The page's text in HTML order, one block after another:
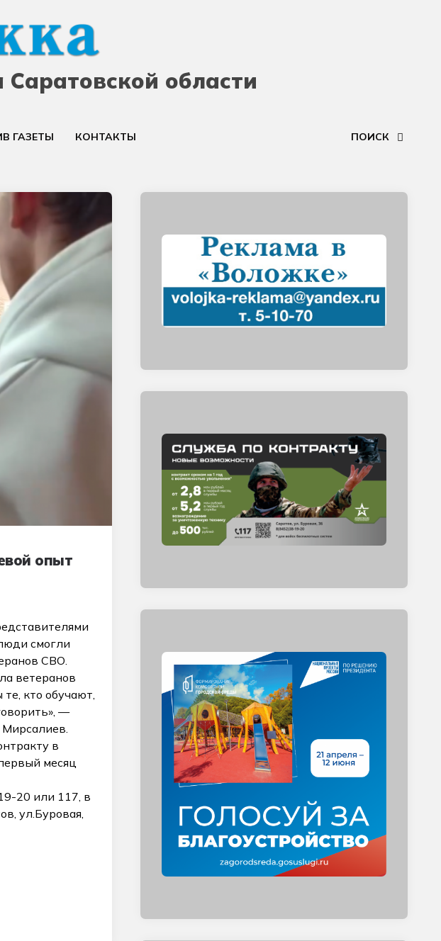
Саратовской области
ГАЗЕТЫ КОНТАКТЫ ПОИСК
опыт
смогли
СВО.
ветеранов
кто обучают,
—
Мирсалиев.
в
месяц
20 или 117, в
ул.Буровая,